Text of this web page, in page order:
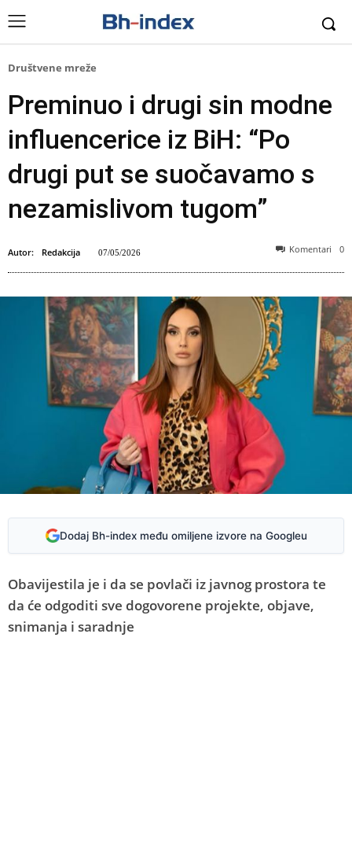
Društvene mreže
Preminuo i drugi sin modne
influencerice iz BiH: “Po
drugi put se suočavamo s
nezamislivom tugom”
Autor: Redakcija 07/05/2026 Komentari 0
Dodaj Bh-index među omiljene izvore na Googleu
Obavijestila je i da se povlači iz javnog prostora te
da će odgoditi sve dogovorene projekte, objave,
snimanja i saradnje